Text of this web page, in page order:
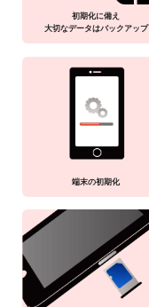
初期化に備え
大切なデータはバックアップ
端末の初期化